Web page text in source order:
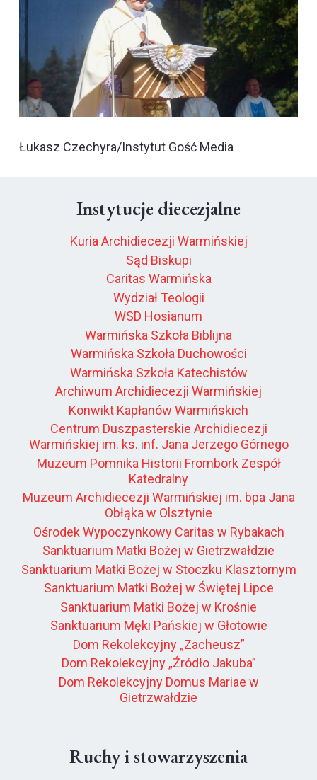
Łukasz Czechyra/Instytut Gość Media
Instytucje diecezjalne
Kuria Archidiecezji Warmińskiej
Sąd Biskupi
Caritas Warmińska
Wydział Teologii
WSD Hosianum
Warmińska Szkoła Biblijna
Warmińska Szkoła Duchowości
Warmińska Szkoła Katechistów
Archiwum Archidiecezji Warmińskiej
Konwikt Kapłanów Warmińskich
Centrum Duszpasterskie Archidiecezji
Warmińskiej im. ks. inf. Jana Jerzego Górnego
Muzeum Pomnika Historii Frombork Zespół
Katedralny
Muzeum Archidiecezji Warmińskiej im. bpa Jana
Obłąka w Olsztynie
Ośrodek Wypoczynkowy Caritas w Rybakach
Sanktuarium Matki Bożej w Gietrzwałdzie
Sanktuarium Matki Bożej w Stoczku Klasztornym
Sanktuarium Matki Bożej w Świętej Lipce
Sanktuarium Matki Bożej w Krośnie
Sanktuarium Męki Pańskiej w Głotowie
Dom Rekolekcyjny „Zacheusz”
Dom Rekolekcyjny „Źródło Jakuba”
Dom Rekolekcyjny Domus Mariae w
Gietrzwałdzie
Ruchy i stowarzyszenia